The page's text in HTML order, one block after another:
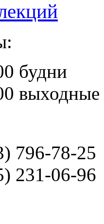
будни
выходные
796-78-25
231-06-96